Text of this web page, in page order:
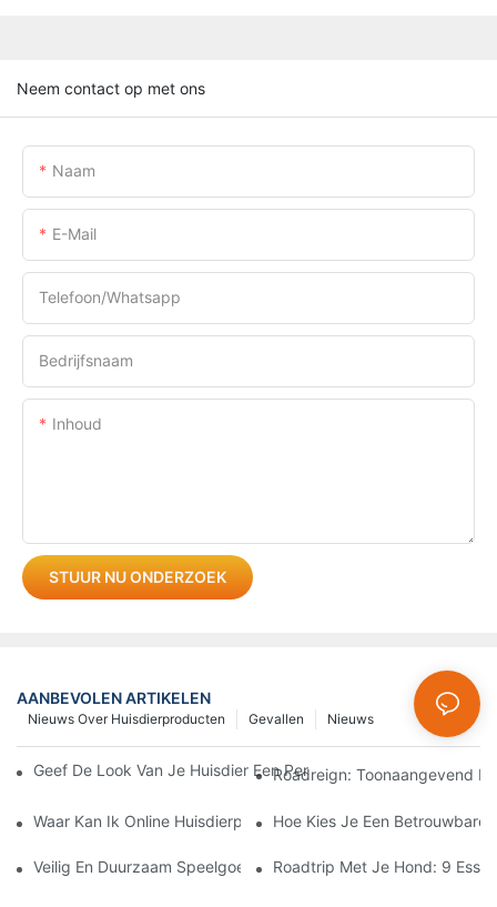
Neem contact op met ons
Naam
E-Mail
Telefoon/whatsapp
Bedrijfsnaam
Inhoud
STUUR NU ONDERZOEK
AANBEVOLEN ARTIKELEN
Nieuws
Gevallen
Nieuws Over Huisdierproducten
Geef De Look Van Je Huisdier Een Persoonlijk Tintje Met Een
Roadreign: Toonaangevend
Waar Kan Ik Online Huisdierproducten Kopen? Gids Voor
Hoe Kies Je Een Betrouwbare
Veilig En Duurzaam Speelgoed Voor Huisdieren Kiezen: Wat
Roadtrip Met Je Hond: 9